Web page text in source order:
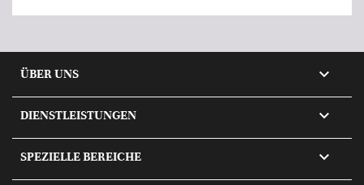
ÜBER UNS 
DIENSTLEISTUNGEN 
SPEZIELLE BEREICHE 